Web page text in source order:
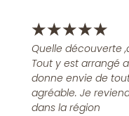
★★★★★
Quelle découverte
Tout y est arrangé
donne envie de
agréable. Je
dans la région